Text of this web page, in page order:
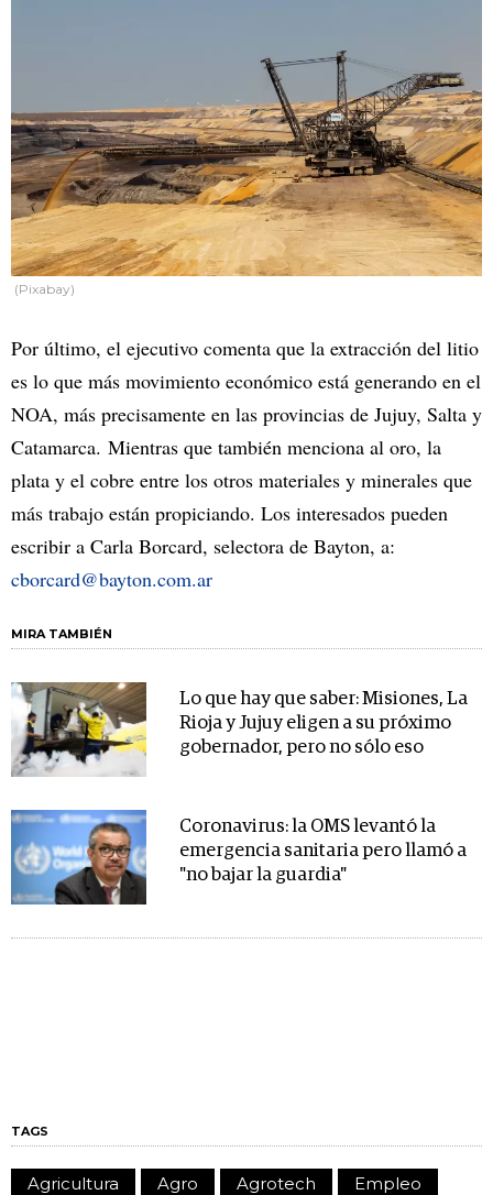
(Pixabay)
Por último, el ejecutivo comenta que la extracción del litio
es lo que más movimiento económico está generando en el
NOA, más precisamente en las provincias de Jujuy, Salta y
Catamarca. Mientras que también menciona al oro, la
plata y el cobre entre los otros materiales y minerales que
más trabajo están propiciando. Los interesados pueden
escribir a Carla Borcard, selectora de Bayton, a:
cborcard@bayton.com.ar
MIRA TAMBIÉN
Lo que hay que saber: Misiones, La
Rioja y Jujuy eligen a su próximo
gobernador, pero no sólo eso
Coronavirus: la OMS levantó la
emergencia sanitaria pero llamó a
"no bajar la guardia"
TAGS
Agricultura Agro Agrotech
Empleo